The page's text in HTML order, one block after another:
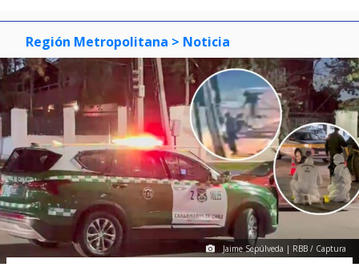
Región Metropolitana > Noticia
Jaime Sepúlveda | RBB / Captura